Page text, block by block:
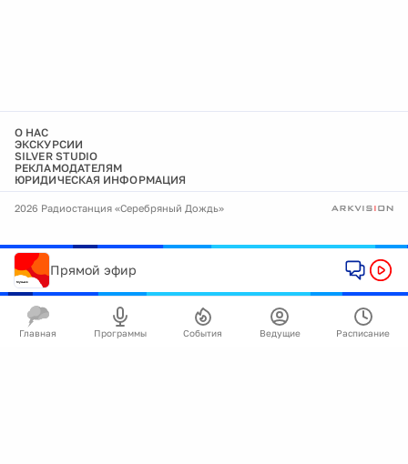
О НАС
ЭКСКУРСИИ
SILVER STUDIO
РЕКЛАМОДАТЕЛЯМ
ЮРИДИЧЕСКАЯ ИНФОРМАЦИЯ
2026 Радиостанция «Серебряный Дождь»
Прямой эфир
Главная Программы События Ведущие Расписание